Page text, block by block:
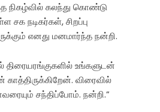
நிகழ்வில் கலந்து கொண்டு
நடிகர்கள், சிறப்பு
எனது மனமார்ந்த நன்றி.
உங்களுடன்
விரைவில்
சந்திப்போம். நன்றி.”